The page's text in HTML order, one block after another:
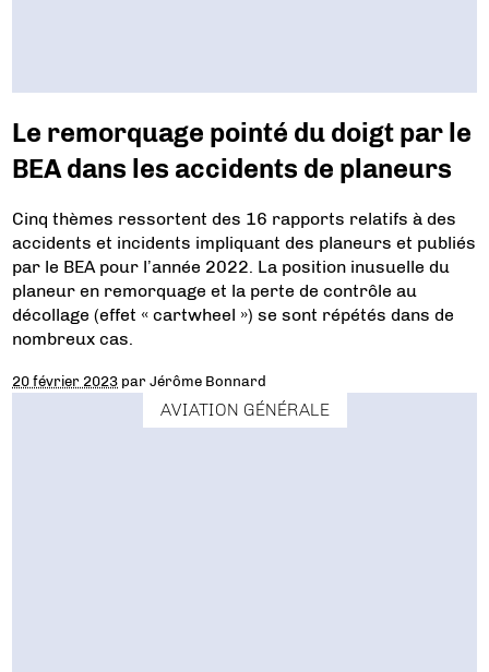
Le remorquage pointé du doigt par le
BEA dans les accidents de planeurs
Cinq thèmes ressortent des 16 rapports relatifs à des
accidents et incidents impliquant des planeurs et publiés
par le BEA pour l’année 2022. La position inusuelle du
planeur en remorquage et la perte de contrôle au
décollage (effet « cartwheel ») se sont répétés dans de
nombreux cas.
20 février 2023 parJérôme Bonnard
AVIATION GÉNÉRALE